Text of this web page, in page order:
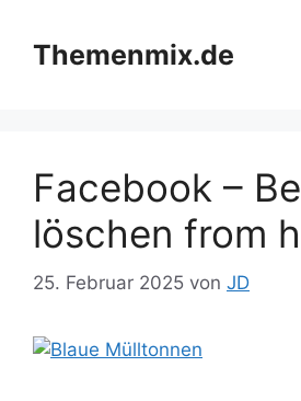
Inhalt
springen
Themenmix.de
Facebook –
löschen from
25. Februar 2025 von JD